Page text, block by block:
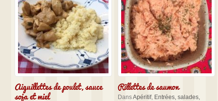
Aiguillettes de poulet, sauce
soja et miel
Rillettes de saumon
DansApéritif, Entrées, salades,